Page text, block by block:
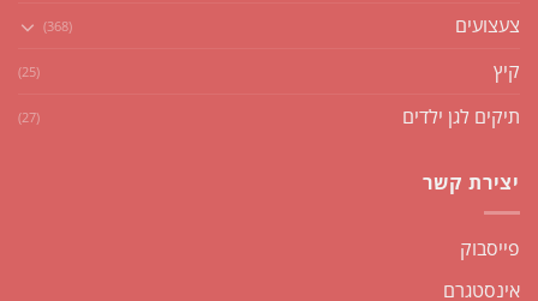
צעצועים (368)
קיץ (25)
תיקים לגן ילדים (27)
יצירת קשר
פייסבוק
אינסטגרם